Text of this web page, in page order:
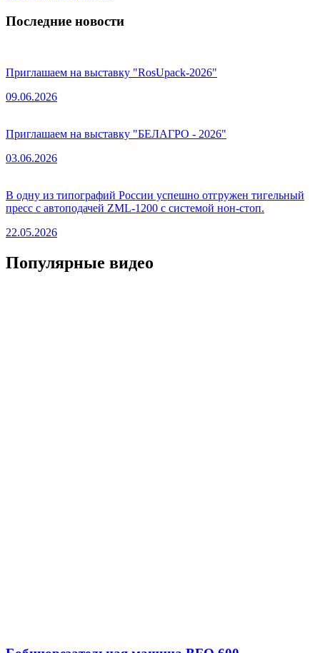
Последние новости
Приглашаем на выставку "RosUpack-2026"
09.06.2026
Приглашаем на выставку "БЕЛАГРО - 2026"
03.06.2026
В одну из типографий России успешно отгружен тигельный
пресс с автоподачей ZML-1200 с системой нон-стоп.
22.05.2026
Популярные видео